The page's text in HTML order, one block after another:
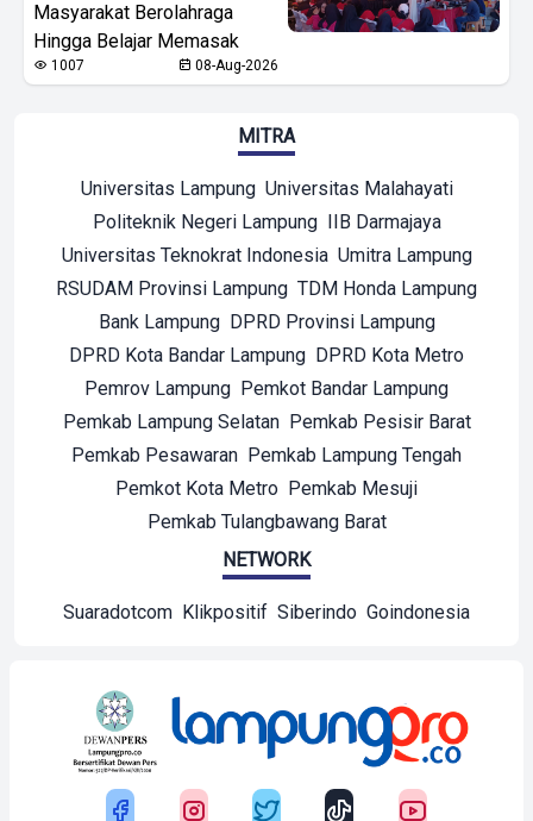
Masyarakat Berolahraga
Hingga Belajar Memasak
1007 08-Aug-2026
MITRA
Universitas Lampung Universitas Malahayati
Politeknik Negeri Lampung
IIB Darmajaya
Universitas Teknokrat Indonesia Umitra Lampung
RSUDAM Provinsi Lampung TDM Honda Lampung
Bank Lampung
DPRD Provinsi Lampung
DPRD Kota Bandar Lampung DPRD Kota Metro
Pemrov Lampung Pemkot Bandar Lampung
Pemkab Lampung Selatan
Pemkab Pesisir Barat
Pemkab Pesawaran Pemkab Lampung Tengah
Pemkot Kota Metro Pemkab Mesuji
Pemkab Tulangbawang Barat
NETWORK
Suaradotcom Klikpositif Siberindo Goindonesia